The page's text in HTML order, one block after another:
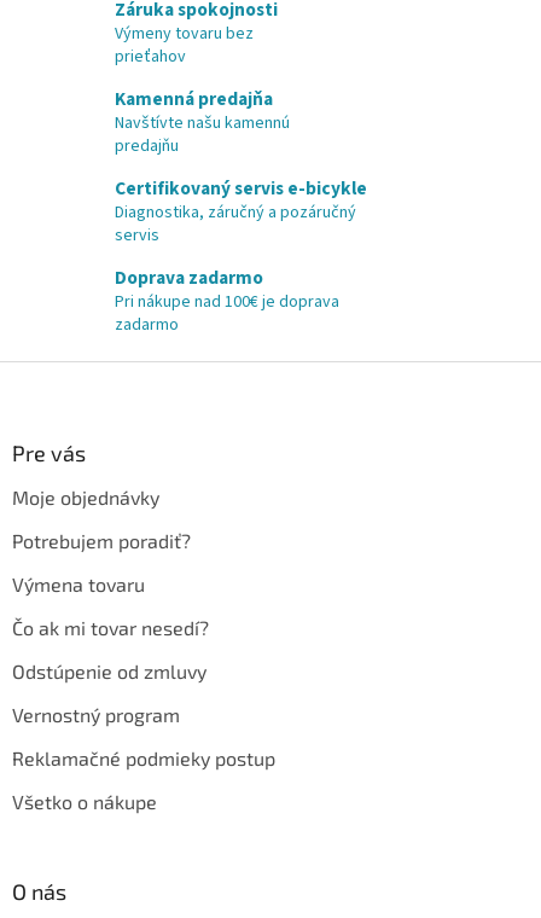
Záruka spokojnosti
Výmeny tovaru bez
prieťahov
Kamenná predajňa
Navštívte našu kamennú
predajňu
Certifikovaný servis e-bicykle
Diagnostika, záručný a pozáručný
servis
Doprava zadarmo
Pri nákupe nad 100€ je doprava
zadarmo
Pre vás
Moje objednávky
Potrebujem poradiť?
Výmena tovaru
Čo ak mi tovar nesedí?
Odstúpenie od zmluvy
Vernostný program
Reklamačné podmieky postup
Všetko o nákupe
O nás